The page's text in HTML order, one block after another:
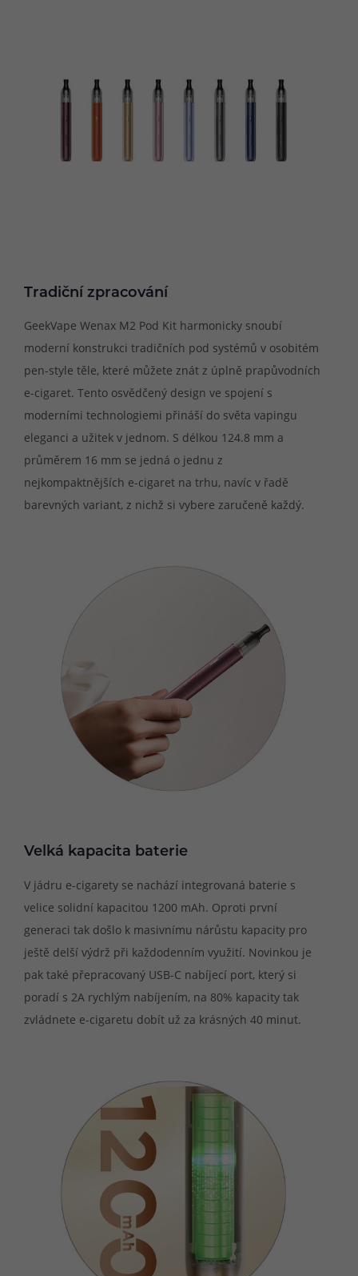
Tradiční zpracování
GeekVape Wenax M2 Pod Kit harmonicky snoubí
moderní konstrukci tradičních pod systémů v osobitém
pen-style těle, které můžete znát z úplně prapůvodních
e-cigaret. Tento osvědčený design ve spojení s
moderními technologiemi přináší do světa vapingu
eleganci a užitek v jednom. S délkou 124.8 mm a
průměrem 16 mm se jedná o jednu z
nejkompaktnějších e-cigaret na trhu, navíc v řadě
barevných variant, z nichž si vybere zaručeně každý.
Velká kapacita baterie
V jádru e-cigarety se nachází integrovaná baterie s
velice solidní kapacitou 1200 mAh. Oproti první
generaci tak došlo k masivnímu nárůstu kapacity pro
ještě delší výdrž při každodenním využití. Novinkou je
pak také přepracovaný USB-C nabíjecí port, který si
poradí s 2A rychlým nabíjením, na 80% kapacity tak
zvládnete e-cigaretu dobít už za krásných 40 minut.